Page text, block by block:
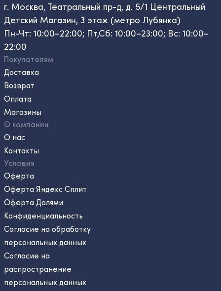
г. Москва, Театральный пр-д, д. 5/1 Центральный
Детский Магазин, 3 этаж (метро Лубянка)
Пн-Чт: 10:00–22:00; Пт,Сб: 10:00–23:00; Вс: 10:00–
22:00
Покупателям
Доставка
Возврат
Оплата
Магазины
О компании
О нас
Контакты
Условия
Оферта
Оферта Яндекс Сплит
Оферта Долями
Конфиденциальность
Согласие на обработку
персональных данных
Согласие на
распространение
персональных данных